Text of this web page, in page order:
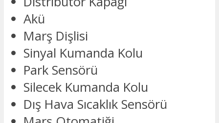
Akü
Marş Dişlisi
Sinyal Kumanda Kolu
Park Sensörü
Silecek Kumanda Kolu
Dış Hava Sıcaklık Sensörü